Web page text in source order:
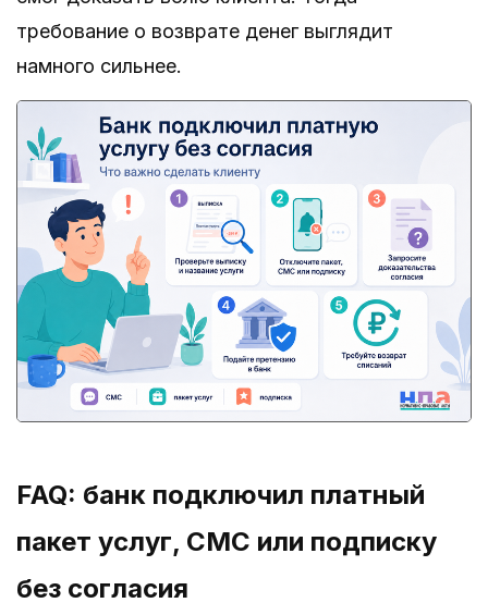
требование о возврате денег выглядит
намного сильнее.
FAQ: банк подключил платный
пакет услуг, СМС или подписку
без согласия